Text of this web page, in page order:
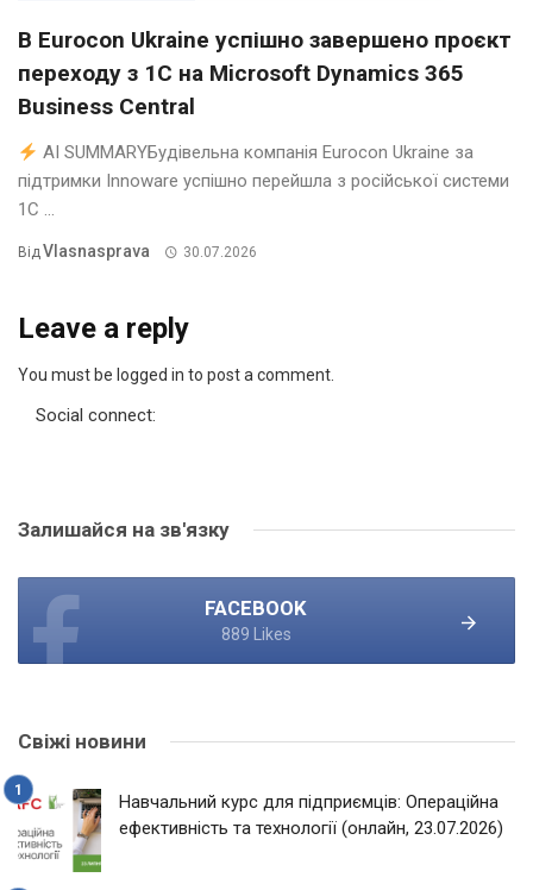
В Eurocon Ukraine успішно завершено проєкт
переходу з 1С на Microsoft Dynamics 365
Business Central
AI SUMMARYБудівельна компанія Eurocon Ukraine за
підтримки Innoware успішно перейшла з російської системи
1С ...
ВідVlasnasprava 30.07.2026
Leave a reply
You must be logged in to post a comment.
Social connect:
Залишайся на зв'язку
FACEBOOK
889 Likes
Свіжі новини
Навчальний курс для підприємців: Операційна
ефективність та технології (онлайн, 23.07.2026)